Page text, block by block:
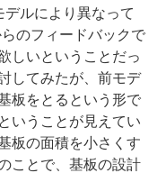
ルにより異なって
のフィードバックで
しいということだっ
してみたが、前モデ
板をとるという形で
いうことが見えてい
板の面積を小さくす
ことで、基板の設計